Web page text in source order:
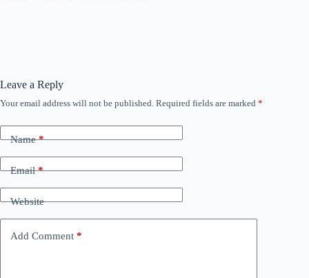
Leave a Reply
Your email address will not be published. Required fields are marked *
Name*
Email*
Website
Add Comment *